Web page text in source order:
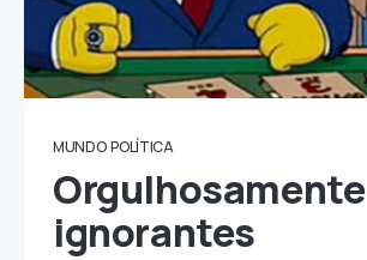
MUNDO POLÍTICA
Orgulhosamente
ignorantes